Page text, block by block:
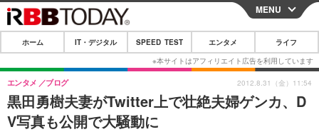
CLOSE
ホーム
IT・デジタル
IT・デジタルTOP スマートフォン
SPEED TEST
MENU
ホーム IT・デジタル SPEED TEST エンタメ ライフ
黒田勇樹夫妻がTwitter上で壮絶夫婦ゲンカ、D
V写真も公開で大騒動に
エンタメ ブログ 2012.8.31（金）11:54